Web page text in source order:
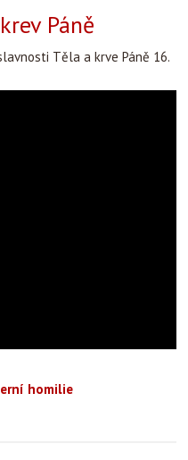
Páně
Těla a krve Páně 16.
homilie